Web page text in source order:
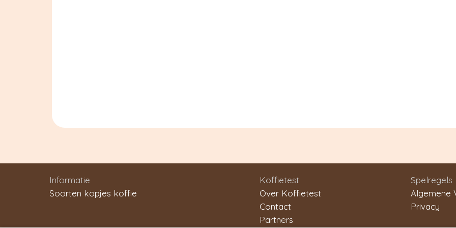
Informatie
Soorten kopjes koffie
Koffietest
Over Koffietest
Contact
Partners
Spelregels
Algemene
Privacy